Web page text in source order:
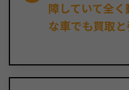
障していて全
な車でも買取